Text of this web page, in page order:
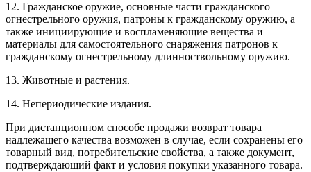
12. Гражданское оружие, основные части гражданского
огнестрельного оружия, патроны к гражданскому оружию, а
также инициирующие и воспламеняющие вещества и
материалы для самостоятельного снаряжения патронов к
гражданскому огнестрельному длинноствольному оружию.
13. Животные и растения.
14. Непериодические издания.
При дистанционном способе продажи возврат товара
надлежащего качества возможен в случае, если сохранены его
товарный вид, потребительские свойства, а также документ,
подтверждающий факт и условия покупки указанного товара.